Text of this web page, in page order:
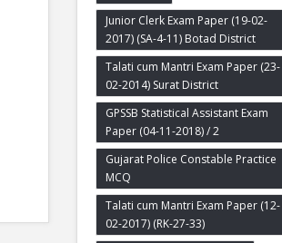
Junior Clerk Exam Paper (19-02-
2017) (SA-4-11) Botad District
Talati cum Mantri Exam Paper (23-
02-2014) Surat District
GPSSB Statistical Assistant Exam
Paper (04-11-2018) / 2
Gujarat Police Constable Practice
MCQ
Talati cum Mantri Exam Paper (12-
02-2017) (RK-27-33)